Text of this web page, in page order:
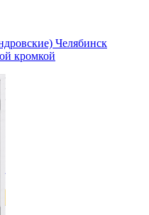
Челябинск
кромкой